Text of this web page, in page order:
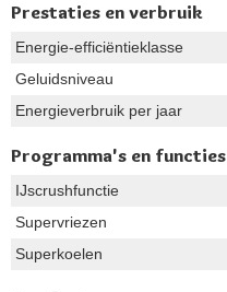
Prestaties en verbruik
Energie-efficiëntieklasse
Geluidsniveau
Energieverbruik per jaar
Programma's en functies
IJscrushfunctie
Supervriezen
Superkoelen